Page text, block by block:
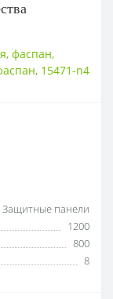
, фаспан,
, 15471-n4
Защитные панели
1200
800
8